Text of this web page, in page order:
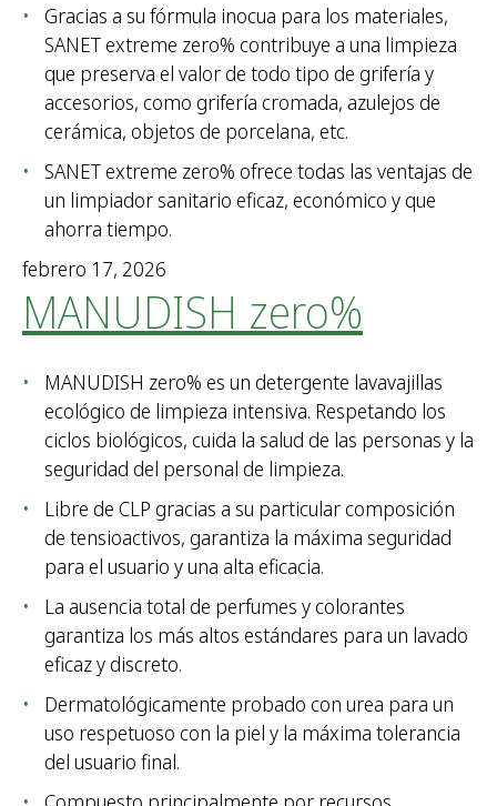
Gracias a su fórmula inocua para los materiales,
SANET extreme zero% contribuye a una limpieza
que preserva el valor de todo tipo de grifería y
accesorios, como grifería cromada, azulejos de
cerámica, objetos de porcelana, etc.
SANET extreme zero% ofrece todas las ventajas de
un limpiador sanitario eficaz, económico y que
ahorra tiempo.
febrero 17, 2026
MANUDISH zero%
MANUDISH zero% es un detergente lavavajillas
ecológico de limpieza intensiva. Respetando los
ciclos biológicos, cuida la salud de las personas y la
seguridad del personal de limpieza.
Libre de CLP gracias a su particular composición
de tensioactivos, garantiza la máxima seguridad
para el usuario y una alta eficacia.
La ausencia total de perfumes y colorantes
garantiza los más altos estándares para un lavado
eficaz y discreto.
Dermatológicamente probado con urea para un
uso respetuoso con la piel y la máxima tolerancia
del usuario final.